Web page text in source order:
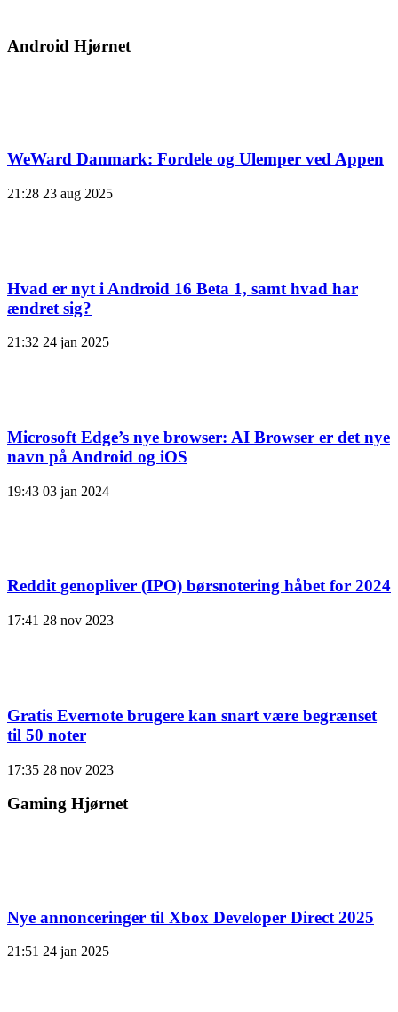
Android Hjørnet
WeWard Danmark: Fordele og Ulemper ved Appen
21:28 23 aug 2025
Hvad er nyt i Android 16 Beta 1, samt hvad har
ændret sig?
21:32 24 jan 2025
Microsoft Edge’s nye browser: AI Browser er det nye
navn på Android og iOS
19:43 03 jan 2024
Reddit genopliver (IPO) børsnotering håbet for 2024
17:41 28 nov 2023
Gratis Evernote brugere kan snart være begrænset
til 50 noter
17:35 28 nov 2023
Gaming Hjørnet
Nye annonceringer til Xbox Developer Direct 2025
21:51 24 jan 2025